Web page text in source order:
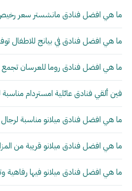
ما هي افضل فنادق مانشستر سعر
ما هي افضل فنادق في بيانج للاطفال
ما هي افضل فنادق روما للعرسان تجمع
فين ألقي فنادق عائلية امستردام مناسبة
ما هي افضل فنادق ميلانو مناسبة لرجال
ما هي افضل فنادق ميلانو قريبة من
ما هي افضل فنادق ميلانو فيها رفاهية